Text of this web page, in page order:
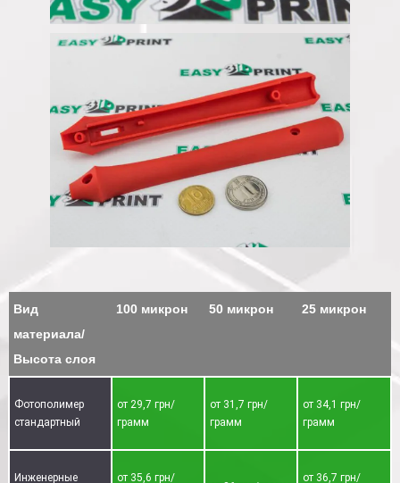
Вид
материала/
Высота слоя
100 микрон 50 микрон 25 микрон
Фотополимер
стандартный
от 29,7 грн/
грамм
от 31,7 грн/
грамм
от 34,1 грн/
грамм
Инженерные
от 35,6 грн/
от 36,7 грн/